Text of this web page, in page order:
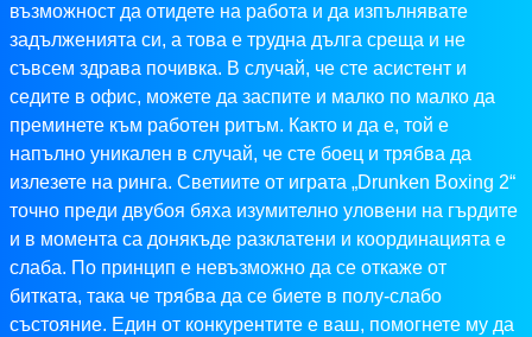
възможност да отидете на работа и да изпълнявате
задълженията си, а това е трудна дълга среща и не
съвсем здрава почивка. В случай, че сте асистент и
седите в офис, можете да заспите и малко по малко да
преминете към работен ритъм. Както и да е, той е
напълно уникален в случай, че сте боец ​​и трябва да
излезете на ринга. Светиите от играта „Drunken Boxing 2“
точно преди двубоя бяха изумително уловени на гърдите
и в момента са донякъде разклатени и координацията е
слаба. По принцип е невъзможно да се откаже от
битката, така че трябва да се биете в полу-слабо
състояние. Един от конкурентите е ваш, помогнете му да